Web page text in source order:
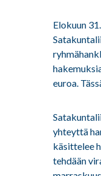
Elokuun
euroa.
yhteyttä
käsittelee
tehdään